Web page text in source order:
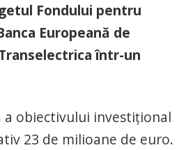
Fondului pentru
Europeană de
într-un
a obiectivului investițional
23 de milioane de euro.